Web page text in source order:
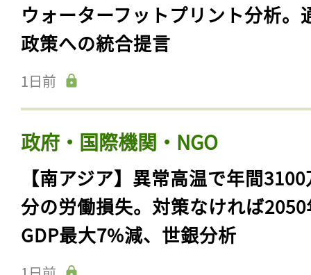
ウォーターフットプリント分析。
政策への統合提言
1日前
政府・国際機関・NGO
【南アジア】異常高温で年間
分の労働損失。対策なければ
GDP最大7%減、世銀分析